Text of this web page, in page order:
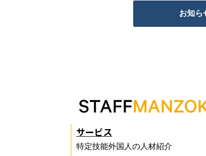
お知ら
サービス
特定技能外国人の人材紹介